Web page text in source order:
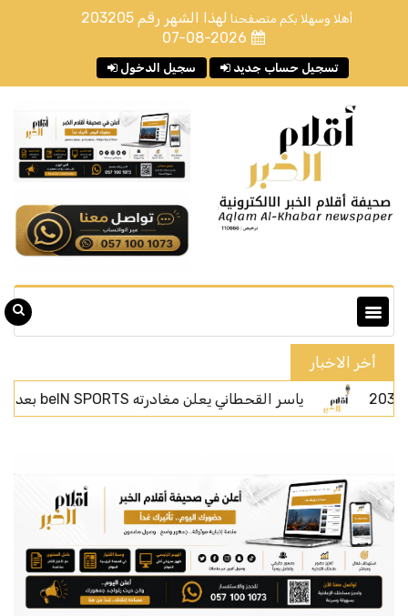
أهلا وسهلا بكم متصفحنا لهذا الشهر رقم 203205
07-08-2026
سجيل الدخول تسجيل حساب جديد
أخر الاخبار
ياسر القحطاني يعلن مغادرته beIN SPORTS بعد أربعة أعوام من الحضور الإعلامي